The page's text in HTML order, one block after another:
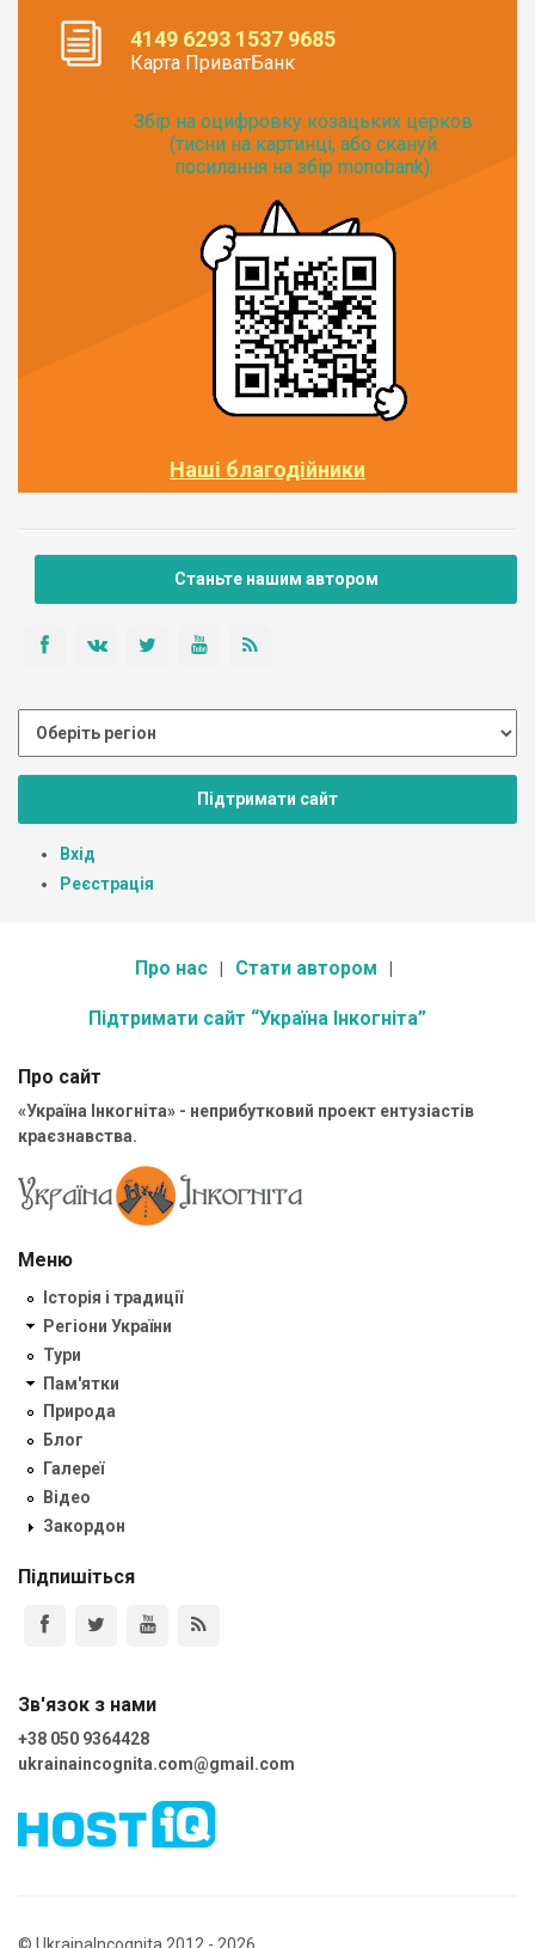
4149 6293 1537 9685
Карта ПриватБанк
Збір на оцифровку козацьких церков
(тисни на картинці, або скануй
посилання на збір monobank):
Наші благодійники
Станьте нашим автором
Підтримати сайт
Вхід
Реєстрація
Про нас Стати автором
Підтримати сайт “Україна Інкогніта”
Про сайт
«Україна Інкогніта» - неприбутковий проект ентузіастів
краєзнавства.
Меню
Історія і традиції
Регіони України
Тури
Пам'ятки
Природа
Блог
Галереї
Відео
Закордон
Підпишіться
Зв'язок з нами
+38 050 9364428
ukrainaincognita.com@gmail.com